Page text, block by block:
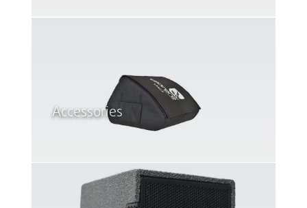
Accessories